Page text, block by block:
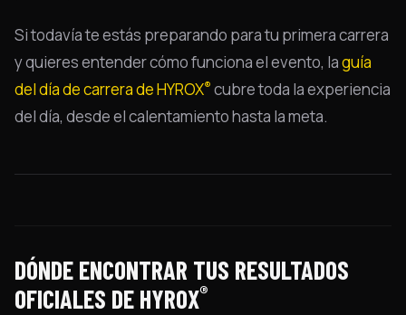
Si todavía te estás preparando para tu primera carrera
y quieres entender cómo funciona el evento, laguía
del día de carrera de HYROX® cubre toda la experiencia
del día, desde el calentamiento hasta la meta.
DÓNDE ENCONTRAR TUS RESULTADOS
OFICIALES DE HYROX®